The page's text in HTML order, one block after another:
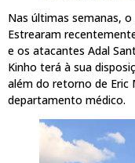
Nas últimas semanas,
Estrearam
e os atacantes Adal
Kinho terá à sua
além do retorno de Eric
departamento médico.